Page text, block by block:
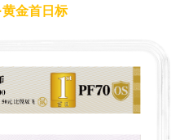
黄金首日标